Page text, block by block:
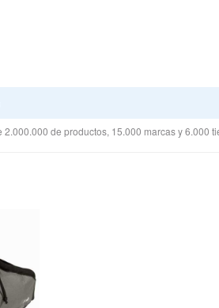
2.000.000 de productos, 15.000 marcas y 6.000